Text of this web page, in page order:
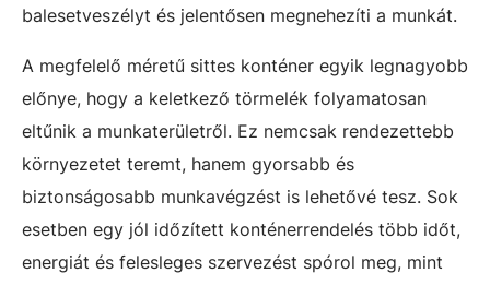
balesetveszélyt és jelentősen megnehezíti a munkát.
A megfelelő méretű sittes konténer egyik legnagyobb
előnye, hogy a keletkező törmelék folyamatosan
eltűnik a munkaterületről. Ez nemcsak rendezettebb
környezetet teremt, hanem gyorsabb és
biztonságosabb munkavégzést is lehetővé tesz. Sok
esetben egy jól időzített konténerrendelés több időt,
energiát és felesleges szervezést spórol meg, mint